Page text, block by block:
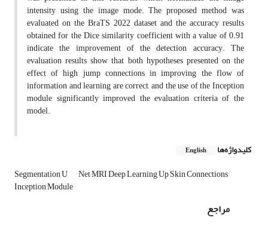
intensity using the image mode. The proposed method was
evaluated on the BraTS 2022 dataset and the accuracy results
obtained for the Dice similarity coefficient with a value of 0.91
indicate the improvement of the detection accuracy. The
evaluation results show that both hypotheses presented on the
effect of high jump connections in improving the flow of
information and learning are correct, and the use of the Inception
module significantly improved the evaluation criteria of the
model.
کلیدواژه‌ها English
Segmentation U Net MRI Deep Learning Up Skin Connections
Inception Module
مراجع